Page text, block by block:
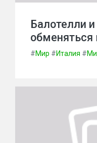
Балотелли
обменяться
#Мир #Италия #